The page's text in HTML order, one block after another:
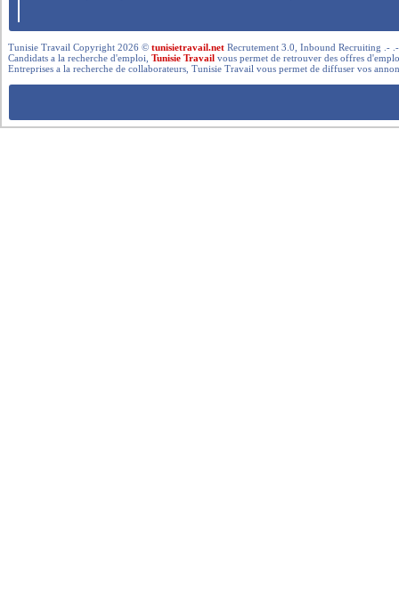
Tunisie Travail Copyright 2026 ©tunisietravail.net Recrutement 3.0, Inbound Recruiting .-
Candidats a la recherche d'emploi,Tunisie Travail vous permet de retrouver des offres
Entreprises a la recherche de collaborateurs, Tunisie Travail vous permet de diffuser vos